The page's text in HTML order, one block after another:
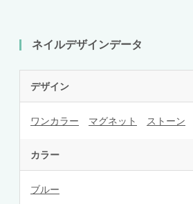
ネイルデザインデータ
デザイン
ワンカラー マグネット ストーン
カラー
ブルー